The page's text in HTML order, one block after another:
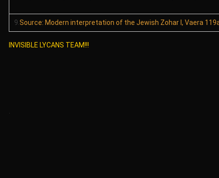
9. Source: Modern interpretation of the Jewish Zohar I, Vaera
INVISIBLE LYCANS TEAM!!!